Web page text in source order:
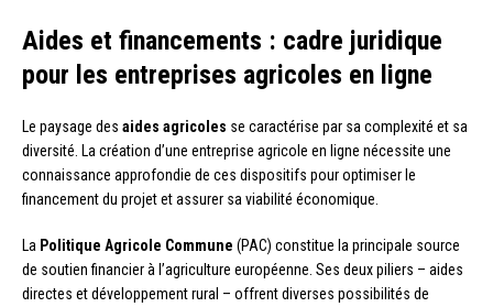
Aides et financements : cadre juridique
pour les entreprises agricoles en ligne
Le paysage des aides agricoles se caractérise par sa complexité et sa
diversité. La création d’une entreprise agricole en ligne nécessite une
connaissance approfondie de ces dispositifs pour optimiser le
financement du projet et assurer sa viabilité économique.
La Politique Agricole Commune (PAC) constitue la principale source
de soutien financier à l’agriculture européenne. Ses deux piliers – aides
directes et développement rural – offrent diverses possibilités de